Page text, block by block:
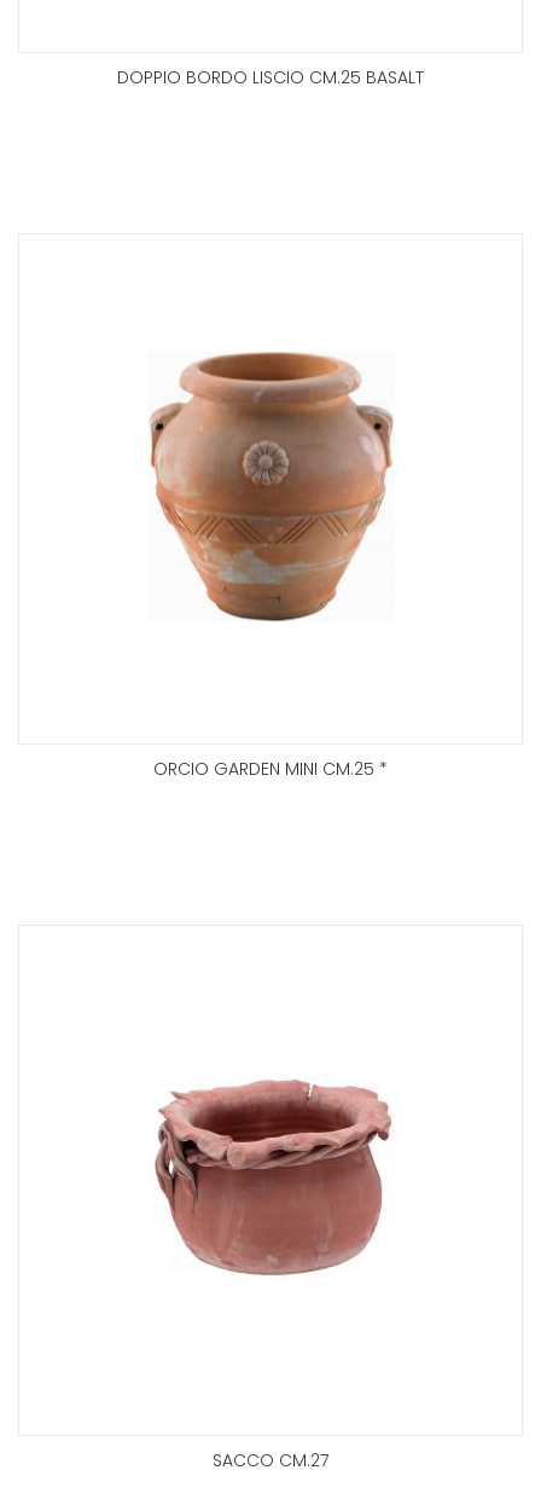
DOPPIO BORDO LISCIO CM.25 BASALT
ORCIO GARDEN MINI CM.25 *
SACCO CM.27